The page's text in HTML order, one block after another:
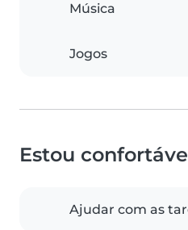
Música
Jogos
Estou
Ajudar com as